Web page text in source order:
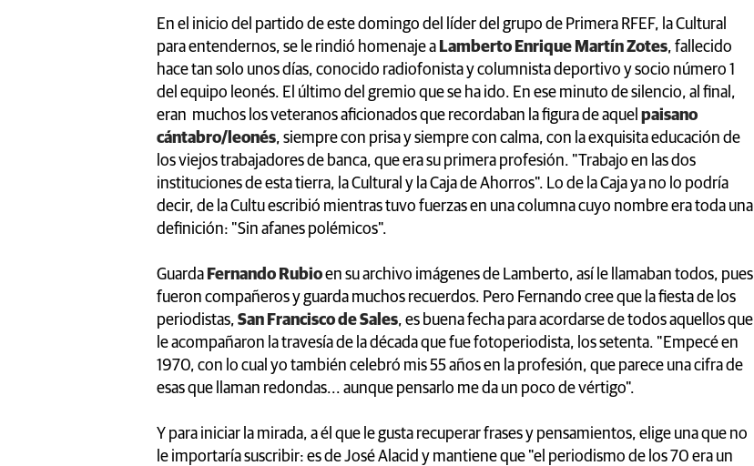
En el inicio del partido de este domingo del líder del grupo de Primera RFEF, la Cultural
para entendernos, se le rindió homenaje a Lamberto Enrique Martín Zotes, fallecido
hace tan solo unos días, conocido radiofonista y columnista deportivo y socio número 1
del equipo leonés. El último del gremio que se ha ido. En ese minuto de silencio, al final,
eran muchos los veteranos aficionados que recordaban la figura de aquel paisano
cántabro/leonés, siempre con prisa y siempre con calma, con la exquisita educación de
los viejos trabajadores de banca, que era su primera profesión. "Trabajo en las dos
instituciones de esta tierra, la Cultural y la Caja de Ahorros". Lo de la Caja ya no lo podría
decir, de la Cultu escribió mientras tuvo fuerzas en una columna cuyo nombre era toda una
definición: "Sin afanes polémicos".
Guarda Fernando Rubioen su archivo imágenes de Lamberto, así le llamaban todos, pues
fueron compañeros y guarda muchos recuerdos. Pero Fernando cree que la fiesta de los
periodistas, San Francisco de Sales, es buena fecha para acordarse de todos aquellos que
le acompañaron la travesía de la década que fue fotoperiodista, los setenta. "Empecé en
1970, con lo cual yo también celebró mis 55 años en la profesión, que parece una cifra de
esas que llaman redondas... aunque pensarlo me da un poco de vértigo".
Y para iniciar la mirada, a él que le gusta recuperar frases y pensamientos, elige una que no
le importaría suscribir: es de José Alacid y mantiene que "el periodismo de los 70 era un